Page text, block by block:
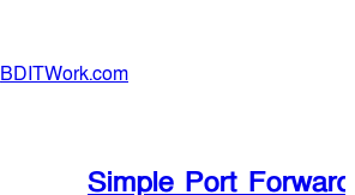
BDITWork.com
Simple Port